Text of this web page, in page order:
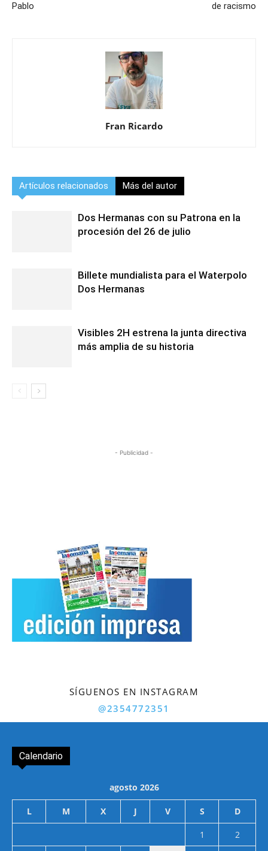
Pablo
de racismo
Fran Ricardo
Artículos relacionados Más del autor
Dos Hermanas con su Patrona en la
procesión del 26 de julio
Billete mundialista para el Waterpolo
Dos Hermanas
Visibles 2H estrena la junta directiva
más amplia de su historia
- Publicidad -
SÍGUENOS EN INSTAGRAM
@2354772351
Calendario
agosto 2026
L M X J V S D
1
2